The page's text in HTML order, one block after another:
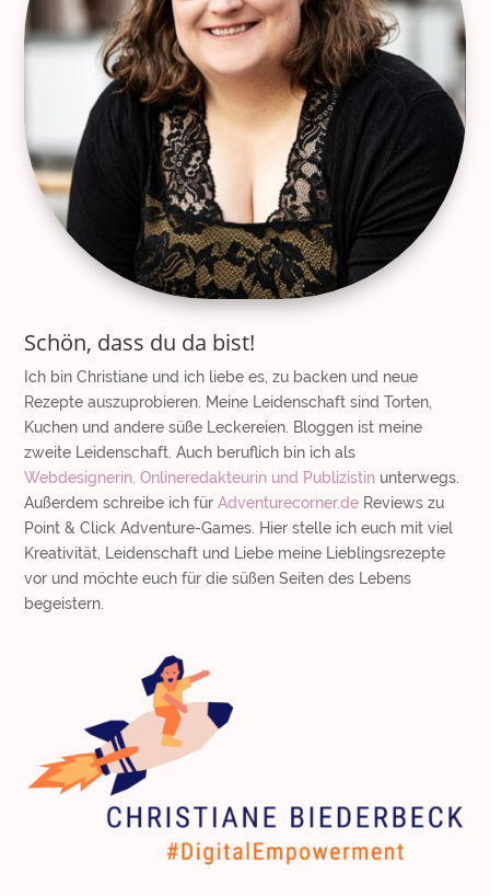
Schön, dass du da bist!
Ich bin Christiane und ich liebe es, zu backen und neue
Rezepte auszuprobieren. Meine Leidenschaft sind Torten,
Kuchen und andere süße Leckereien. Bloggen ist meine
zweite Leidenschaft. Auch beruflich bin ich als
Webdesignerin, Onlineredakteurin und Publizistin unterwegs.
Außerdem schreibe ich fürAdventurecorner.de Reviews zu
Point & Click Adventure-Games. Hier stelle ich euch mit viel
Kreativität, Leidenschaft und Liebe meine Lieblingsrezepte
vor und möchte euch für die süßen Seiten des Lebens
begeistern.